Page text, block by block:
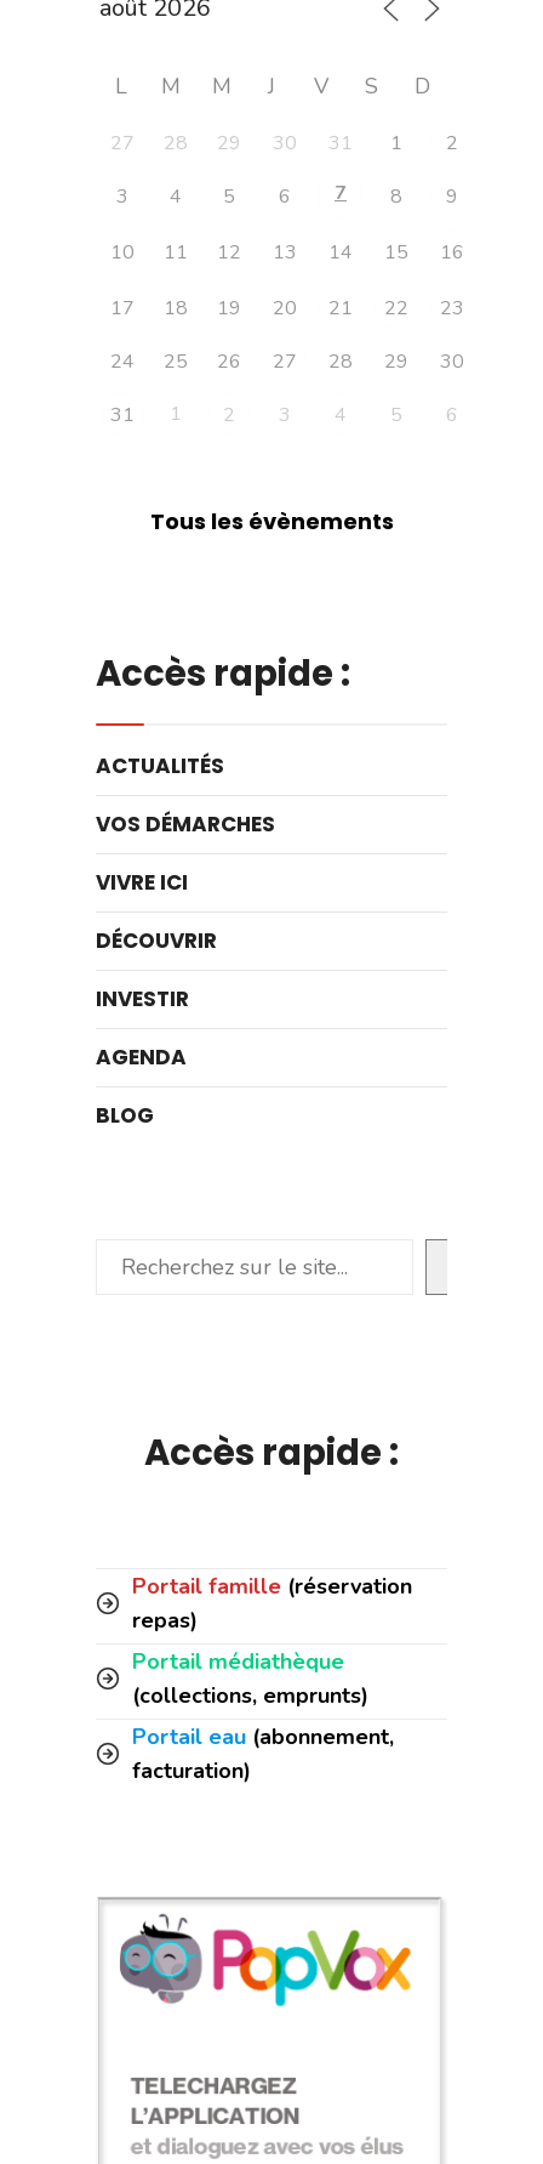
L M M J V S D
27 28 29 30 31 1
2
3
4 5 6 7 8 9
10 11 12 13 14 15 16
17 18 19 20 21 22
23
24
25 26 27 28 29
30
31
1 2 3 4 5 6
Tous les évènements
Accès rapide :
ACTUALITÉS
VOS DÉMARCHES
VIVRE ICI
DÉCOUVRIR
INVESTIR
AGENDA
BLOG
Rechercher
Accès rapide :
Portail famille (réservation
repas)
Portail médiathèque
(collections, emprunts)
Portail eau (abonnement,
facturation)